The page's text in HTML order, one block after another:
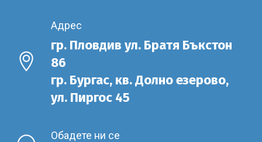
Адрес
гр. Пловдив ул. Братя Бъкстон
86
гр. Бургас, кв. Долно езерово,
ул. Пиргос 45
Обадете ни се